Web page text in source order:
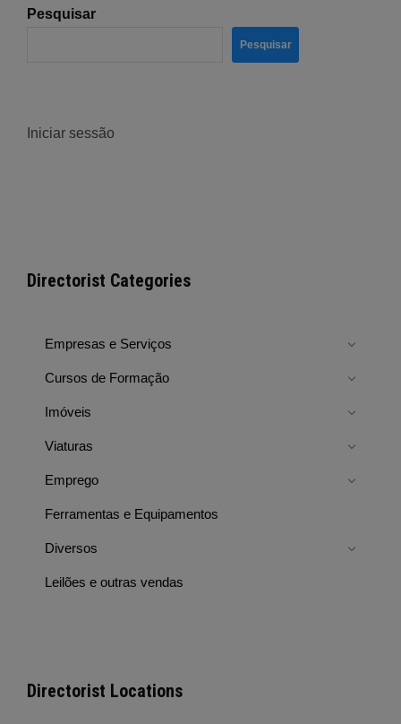
Pesquisar
Pesquisar
Iniciar sessão
Directorist Categories
Empresas e Serviços
Cursos de Formação
Imóveis
Viaturas
Emprego
Ferramentas e Equipamentos
Diversos
Leilões e outras vendas
Directorist Locations